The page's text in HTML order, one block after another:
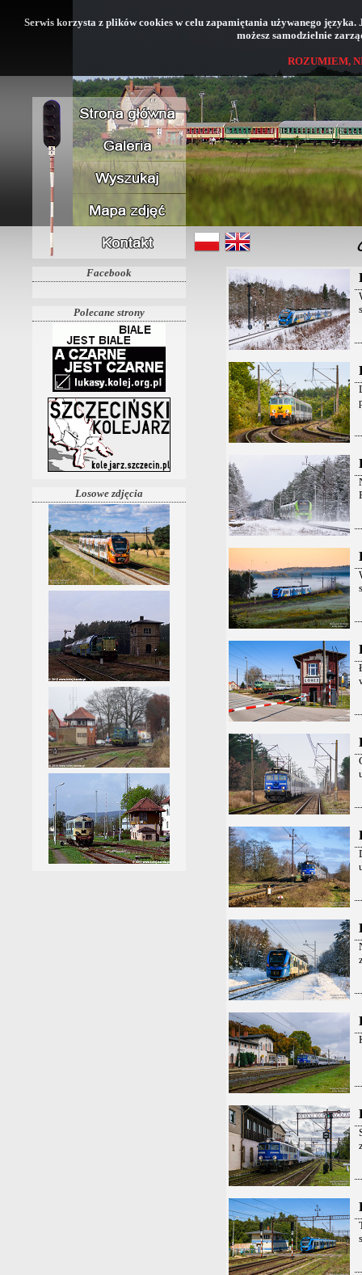
Serwis korzysta z plików cookies w celu zapamiętania używanego
możesz samodzielnie
ROZUMIEM,
Facebook
Polecane strony
Losowe zdjęcia